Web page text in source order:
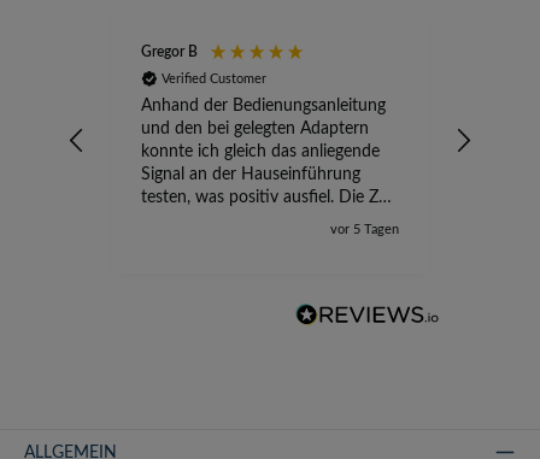
Gregor B
Verified Customer
Anhand der Bedienungsanleitung
und den bei gelegten Adaptern
konnte ich gleich das anliegende
Signal an der Hauseinführung
testen, was positiv ausfiel. Die Zeit
der Ungewissheit ist jetzt vorbei,
vor 5 Tagen
ALLGEMEIN